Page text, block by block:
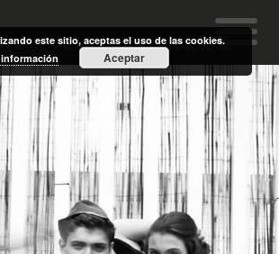
este sitio, aceptas el uso de las cookies.
información
Aceptar